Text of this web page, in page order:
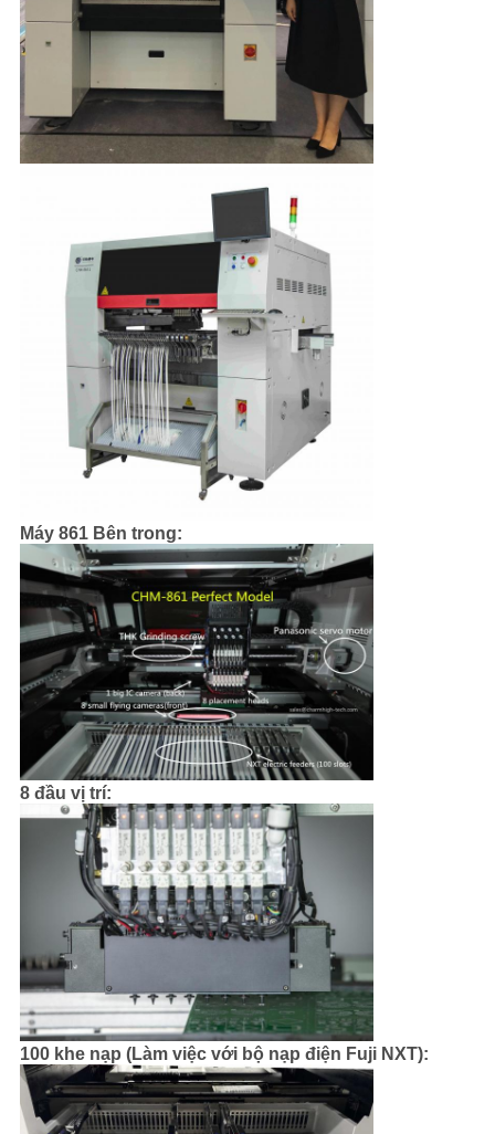
Máy 861 Bên trong:
8 đầu vị trí:
100 khe nạp (Làm việc với bộ nạp điện Fuji NXT):